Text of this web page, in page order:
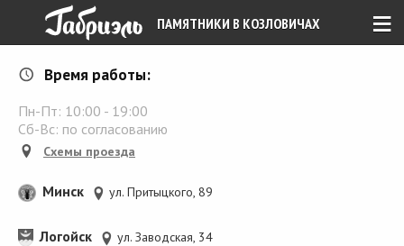
≡
ПАМЯТНИКИ В КОЗЛОВИЧАХ
Время работы:
Пн-Пт: 10:00 - 19:00
Сб-Вс: по согласованию
Схемы проезда
Минск ул. Притыцкого, 89
Логойск ул. Заводская, 34